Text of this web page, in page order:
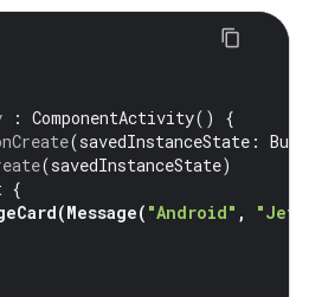
: ComponentActivity()
{
(savedInstanceState :
(savedInstanceState)
{
(Message( "Android" ,